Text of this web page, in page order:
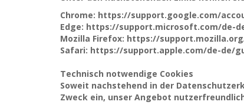
Chrome: https://support.google.com/
Edge: https://support.microsoft.com/de-
Mozilla Firefox: https://
Safari: https://support.apple.com/de-de/
Technisch notwendige Cookies
Soweit nachstehend in der
Zweck ein, unser Angebot